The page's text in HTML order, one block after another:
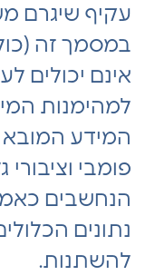
עקיף שיגרם
במסמך זה
אינם יכולים
למהימנות
המידע
פומבי וציבורי
הנחשבים
נתונים
להשתנות.